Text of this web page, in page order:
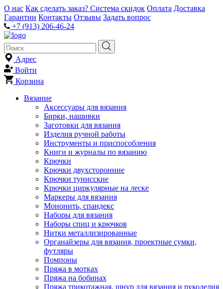
О нас Как сделать заказ? Система скидок Оплата Доставка
Гарантии Контакты Отзывы Задать вопрос
+7 (913) 206-46-24
Адрес
Войти
Корзина
Вязание
Аксессуары для вязания
Бирки, нашивки
Заготовки для вязания
Изделия ручной работы
Инструменты и приспособления
Книги и журналы по вязанию
Крючки
Крючки двухсторонние
Крючки тунисские
Крючки циркулярные на леске
Маркеры для вязания
Мононить, спандекс
Наборы для вязания
Наборы спиц и крючков
Нитки металлизированные
Органайзеры для вязания, проектные сумки,
футляры
Помпоны
Пряжа в мотках
Пряжа на бобинах
Пряжа трикотажная, шнур для вязания и рукоделия